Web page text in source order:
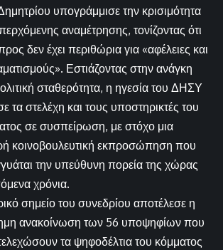
υπογράμμισε την κρισιμότητα
αναμέτρησης, τονίζοντας ότι
δεν έχει περιθώρια για «αφέλειες και
Εστιάζοντας στην ανάγκη
σταθερότητα, η ηγεσία του ΔΗΣΥ
τα στελέχη και τους υποστηρικτές του
σε συσπείρωση, με στόχο μια
κοινοβουλευτική εκπροσώπηση που
την υπεύθυνη πορεία της χώρας
χρόνια.
σημείο του συνεδρίου αποτέλεσε η
ανακοίνωση των 56 υποψηφίων που
τα ψηφοδέλτια του κόμματος